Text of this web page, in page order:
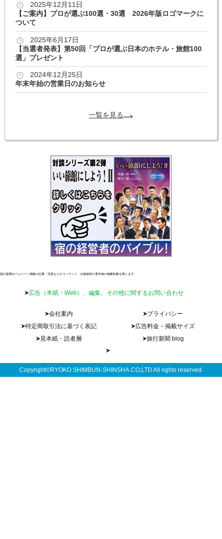
2025年12月11日
【ご案内】プロが選ぶ100選・30選 2026年版ロゴマークに
ついて
2025年6月17日
【当選者発表】第50回「プロが選ぶ日本のホテル・旅館100
選」プレゼント
2024年12月25日
年末年始の営業日のお知らせ
一覧を見る
旅行新聞ホームページ掲載の記事・写真などのコンテンツ、出版物等の著作物の無断転載を禁じます。
広告（本紙・Web）、編集、その他に関するお問い合わせ
会社案内
プライバシー
特定商取引法に基づく表記
広告料金・掲載サイズ
見本紙・読者層
旅行新聞 blog
Copyright©RYOKO SHIMBUN-SHINSHA.CO,LTD All rights reserved.